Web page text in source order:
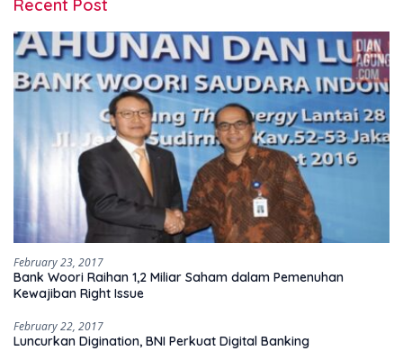
Recent Post
February 23, 2017
Bank Woori Raihan 1,2 Miliar Saham dalam Pemenuhan
Kewajiban Right Issue
February 22, 2017
Luncurkan Digination, BNI Perkuat Digital Banking